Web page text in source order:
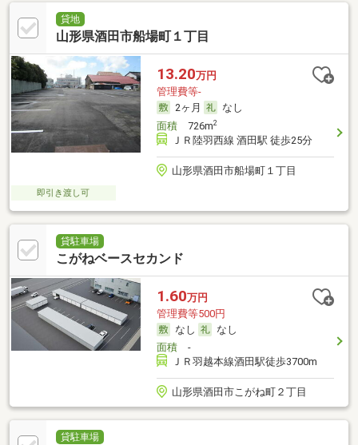
貸地
山形県酒田市船場町１丁目
13.20万円
管理費等-
2ヶ月
なし
面積726m2
ＪＲ陸羽西線 酒田駅 徒歩25分
山形県酒田市船場町１丁目
即引き渡し可
貸駐車場
こがねベースセカンド
1.60万円
管理費等500円
なし
なし
面積-
ＪＲ羽越本線酒田駅徒歩3700m
山形県酒田市こがね町２丁目
貸駐車場